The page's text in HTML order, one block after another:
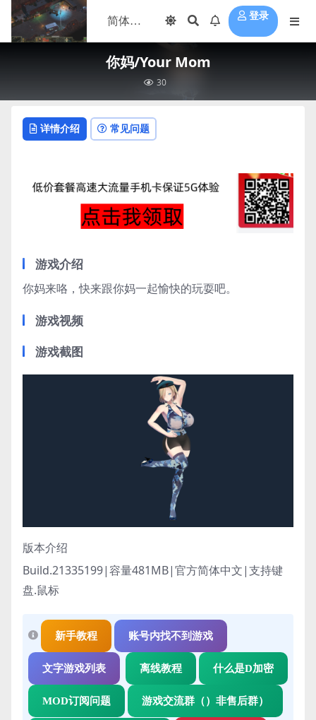
登录
你妈/Your Mom
30
详情介绍 常见问题
游戏介绍
你妈来咯，快来跟你妈一起愉快的玩耍吧。
游戏视频
游戏截图
版本介绍
Build.21335199|容量481MB|官方简体中文|支持键
盘.鼠标
新手教程 账号内找不到游戏
文字游戏列表 离线教程 什么是D加密
MOD订阅问题 游戏交流群（）非售后群）